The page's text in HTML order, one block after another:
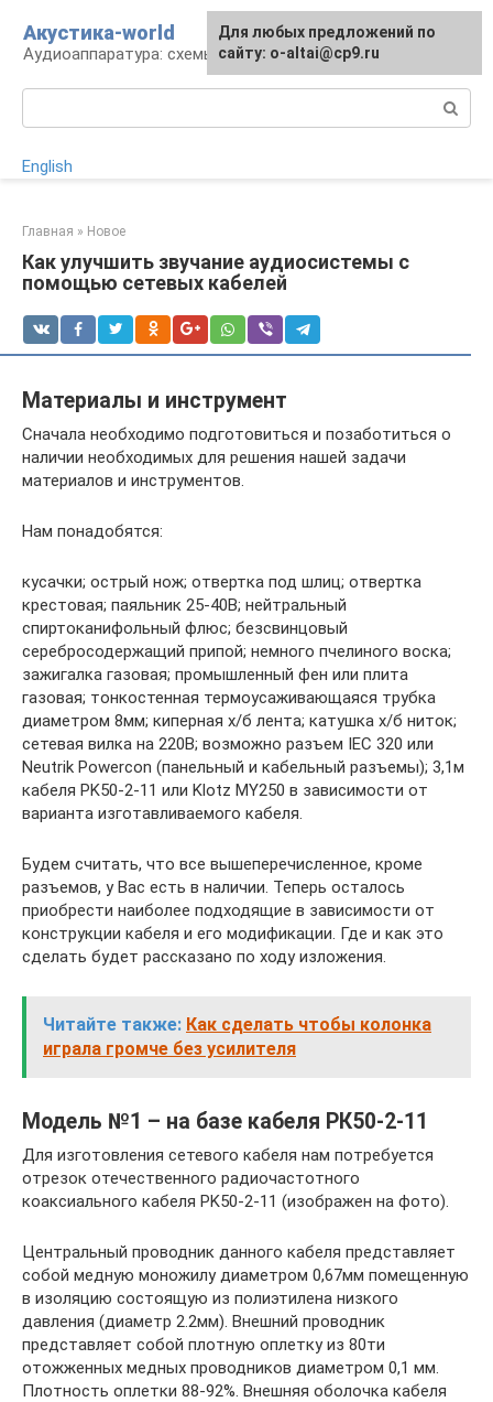
контенту
Акустика-world
Аудиоаппаратура: схемы и работа
English
Главная » Новое
Как улучшить звучание аудиосистемы с
помощью сетевых кабелей
Материалы и инструмент
Сначала необходимо подготовиться и позаботиться о
наличии необходимых для решения нашей задачи
материалов и инструментов.
Нам понадобятся:
кусачки; острый нож; отвертка под шлиц; отвертка
крестовая; паяльник 25-40В; нейтральный
спиртоканифольный флюс; безсвинцовый
серебросодержащий припой; немного пчелиного воска;
зажигалка газовая; промышленный фен или плита
газовая; тонкостенная термоусаживающаяся трубка
диаметром 8мм; киперная х/б лента; катушка х/б ниток;
сетевая вилка на 220В; возможно разъем IEC 320 или
Neutrik Powercon (панельный и кабельный разъемы); 3,1м
кабеля PK50-2-11 или Klotz MY250 в зависимости от
варианта изготавливаемого кабеля.
Будем считать, что все вышеперечисленное, кроме
разъемов, у Вас есть в наличии. Теперь осталось
приобрести наиболее подходящие в зависимости от
конструкции кабеля и его модификации. Где и как это
сделать будет рассказано по ходу изложения.
Читайте также: Как сделать чтобы колонка
играла громче без усилителя
Модель №1 – на базе кабеля РК50-2-11
Для изготовления сетевого кабеля нам потребуется
отрезок отечественного радиочастотного
коаксиального кабеля PK50-2-11 (изображен на фото).
Центральный проводник данного кабеля представляет
собой медную моножилу диаметром 0,67мм помещенную
в изоляцию состоящую из полиэтилена низкого
давления (диаметр 2.2мм). Внешний проводник
представляет собой плотную оплетку из 80ти
отожженных медных проводников диаметром 0,1 мм.
Плотность оплетки 88-92%. Внешняя оболочка кабеля
Для любых предложений по
сайту: o-altai@cp9.ru